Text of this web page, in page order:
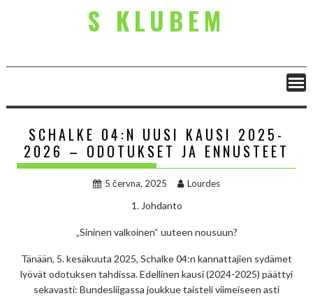
S KLUBEM
SCHALKE 04:N UUSI KAUSI 2025-
2026 – ODOTUKSET JA ENNUSTEET
5 června, 2025 Lourdes
1. Johdanto
„Sininen valkoinen“ uuteen nousuun?
Tänään, 5. kesäkuuta 2025, Schalke 04:n kannattajien sydämet
lyövät odotuksen tahdissa. Edellinen kausi (2024-2025) päättyi
sekavasti: Bundesliigassa joukkue taisteli viimeiseen asti